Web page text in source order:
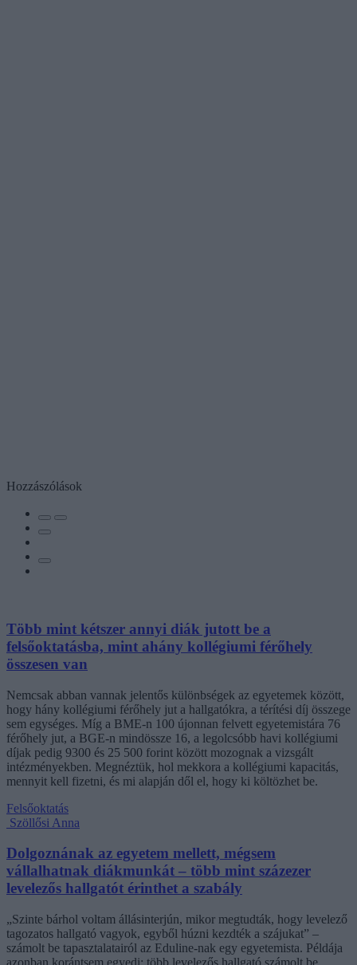
Hozzászólások
Több mint kétszer annyi diák jutott be a
felsőoktatásba, mint ahány kollégiumi férőhely
összesen van
Nemcsak abban vannak jelentős különbségek az egyetemek között,
hogy hány kollégiumi férőhely jut a hallgatókra, a térítési díj összege
sem egységes. Míg a BME-n 100 újonnan felvett egyetemistára 76
férőhely jut, a BGE-n mindössze 16, a legolcsóbb havi kollégiumi
díjak pedig 9300 és 25 500 forint között mozognak a vizsgált
intézményekben. Megnéztük, hol mekkora a kollégiumi kapacitás,
mennyit kell fizetni, és mi alapján dől el, hogy ki költözhet be.
Felsőoktatás
Szöllősi Anna
Dolgoznának az egyetem mellett, mégsem
vállalhatnak diákmunkát – több mint százezer
levelezős hallgatót érinthet a szabály
„Szinte bárhol voltam állásinterjún, mikor megtudták, hogy levelező
tagozatos hallgató vagyok, egyből húzni kezdték a szájukat” –
számolt be tapasztalatairól az Eduline-nak egy egyetemista. Példája